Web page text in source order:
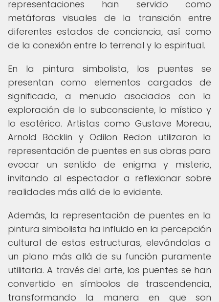
representaciones han servido como
metáforas visuales de la transición entre
diferentes estados de conciencia, así como
de la conexión entre lo terrenal y lo espiritual.
En la pintura simbolista, los puentes se
presentan como elementos cargados de
significado, a menudo asociados con la
exploración de lo subconsciente, lo místico y
lo esotérico. Artistas como Gustave Moreau,
Arnold Böcklin y Odilon Redon utilizaron la
representación de puentes en sus obras para
evocar un sentido de enigma y misterio,
invitando al espectador a reflexionar sobre
realidades más allá de lo evidente.
Además, la representación de puentes en la
pintura simbolista ha influido en la percepción
cultural de estas estructuras, elevándolas a
un plano más allá de su función puramente
utilitaria. A través del arte, los puentes se han
convertido en símbolos de trascendencia,
transformando la manera en que son